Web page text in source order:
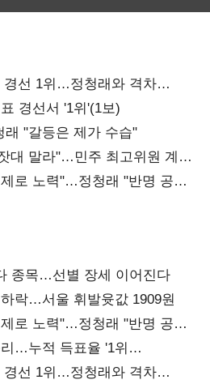
경선 1위…정청래와 격차
경선서 '1위'(1보)
"갈등은 제가 수습"
대 말라"…민주 최고위원 계파
로 노력"…정청래 "반명 공세
종목…선별 장세 이어진다
락…서울 휘발윳값 1909원
로 노력"…정청래 "반명 공세
…누적 득표율 '1위
경선 1위…정청래와 격차